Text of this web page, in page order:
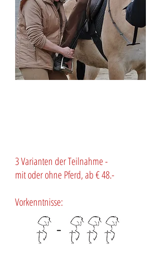
3 Varianten der Teilnahme -
mit oder ohne Pferd, ab € 48.-
Vorkenntnisse: